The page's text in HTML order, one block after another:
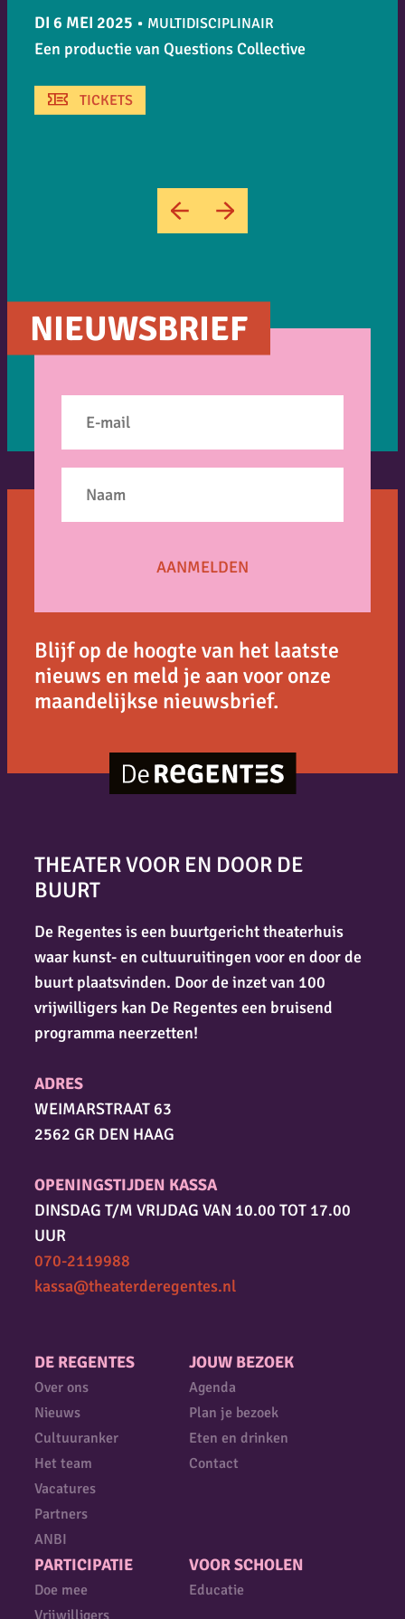
DI 6 MEI 2025 • MULTIDISCIPLINAIR
Een productie van Questions Collective
TICKETS
←
→
NIEUWSBRIEF
Blijf op de hoogte van het laatste
nieuws en meld je aan voor onze
maandelijkse nieuwsbrief.
DE REGENTES
Over ons
Nieuws
Cultuuranker
Het team
Vacatures
Partners
ANBI
JOUW BEZOEK
Agenda
Plan je bezoek
Eten en drinken
Contact
PARTICIPATIE
Doe mee
Vrijwilligers
VOOR SCHOLEN
Educatie
THEATER VOOR EN DOOR DE
BUURT
De Regentes is een buurtgericht theaterhuis
waar kunst- en cultuuruitingen voor en door de
buurt plaatsvinden. Door de inzet van 100
vrijwilligers kan De Regentes een bruisend
programma neerzetten!
ADRES
WEIMARSTRAAT 63
2562 GR DEN HAAG
OPENINGSTIJDEN KASSA
DINSDAG T/M VRIJDAG VAN 10.00 TOT 17.00
UUR
070-2119988
kassa@theaterderegentes.nl